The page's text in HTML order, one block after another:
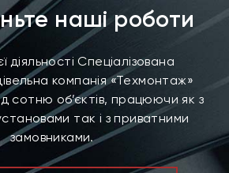
наші роботи
діяльності Спеціалізована
компанія «Техмонтаж»
сотню об’єктів, працюючи як з
так і з приватними
замовниками.